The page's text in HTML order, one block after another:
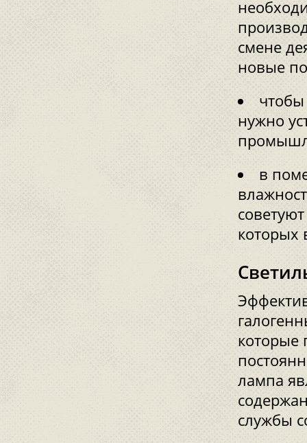
смене
новые
нужно
в
которых
которые
лампа
службы